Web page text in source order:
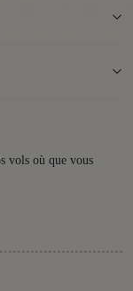
vols où que vous